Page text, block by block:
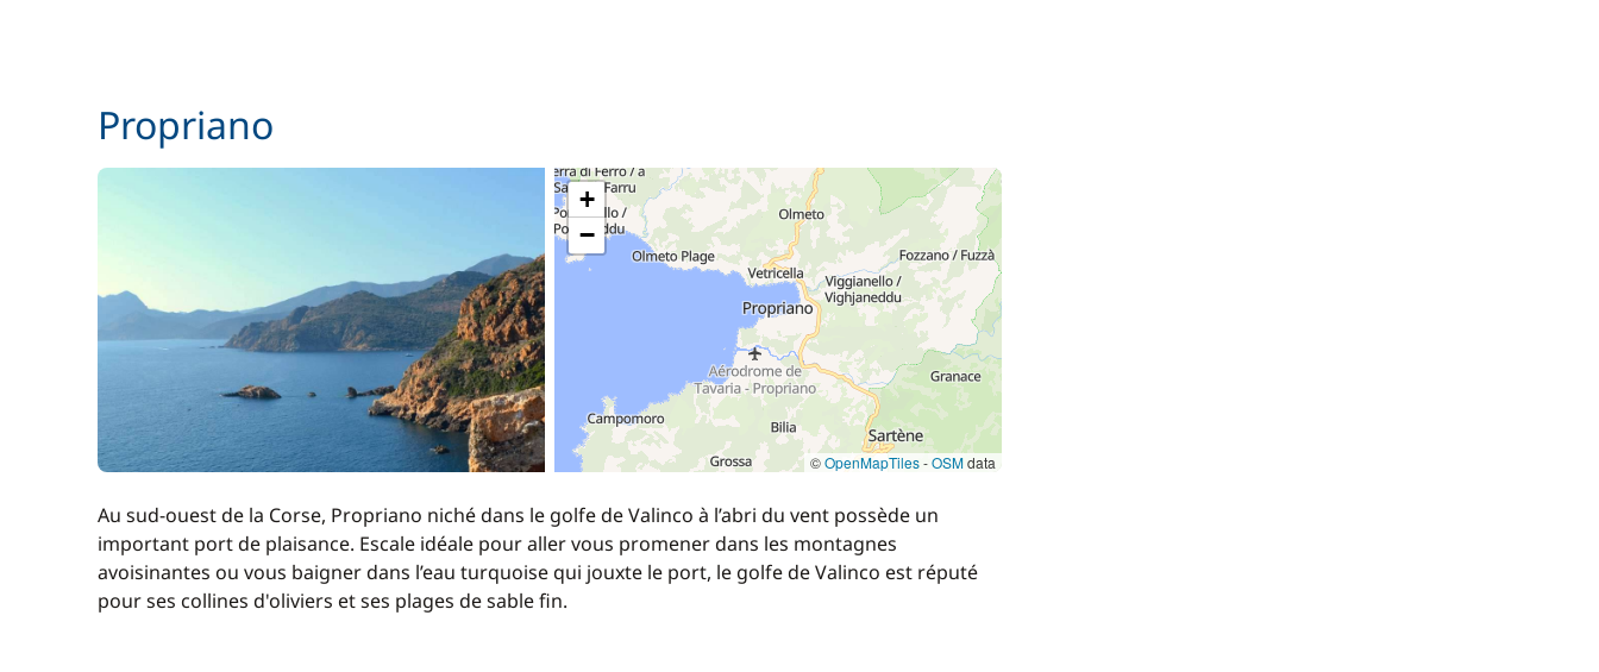
Propriano
+
−
©OpenMapTiles-OSMdata
Au sud-ouest de la Corse, Propriano niché dans le golfe de Valinco à l’abri du vent possède un
important port de plaisance. Escale idéale pour aller vous promener dans les montagnes
avoisinantes ou vous baigner dans l’eau turquoise qui jouxte le port, le golfe de Valinco est réputé
pour ses collines d'oliviers et ses plages de sable fin.